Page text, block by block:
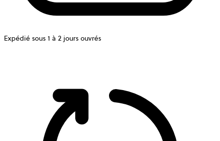
Expédié sous 1 à 2 jours ouvrés